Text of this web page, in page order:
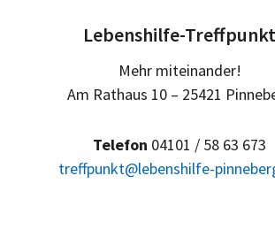
Lebenshilfe-Treffpunkt
Mehr miteinander!
Am Rathaus 10 – 25421
Telefon 04101 / 58 63 673
treffpunkt@lebenshilfe-